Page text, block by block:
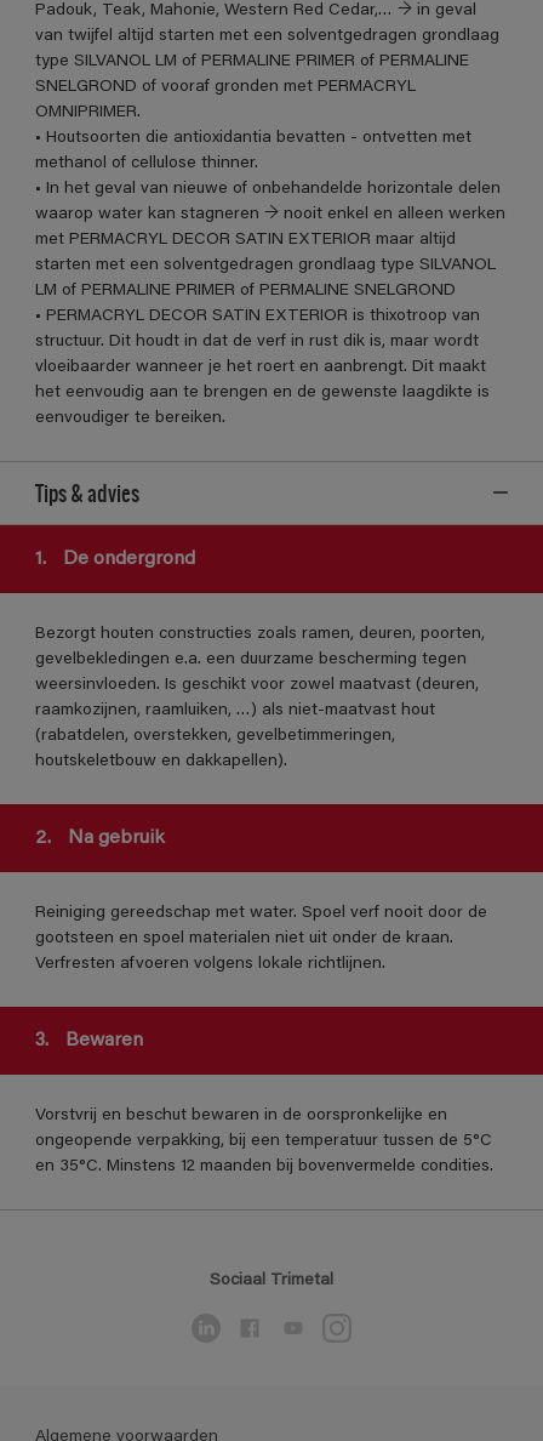
Padouk, Teak, Mahonie, Western Red Cedar,… → in geval
van twijfel altijd starten met een solventgedragen grondlaag
type SILVANOL LM of PERMALINE PRIMER of PERMALINE
SNELGROND of vooraf gronden met PERMACRYL
OMNIPRIMER.
• Houtsoorten die antioxidantia bevatten - ontvetten met
methanol of cellulose thinner.
• In het geval van nieuwe of onbehandelde horizontale delen
waarop water kan stagneren → nooit enkel en alleen werken
met PERMACRYL DECOR SATIN EXTERIOR maar altijd
starten met een solventgedragen grondlaag type SILVANOL
LM of PERMALINE PRIMER of PERMALINE SNELGROND
• PERMACRYL DECOR SATIN EXTERIOR is thixotroop van
structuur. Dit houdt in dat de verf in rust dik is, maar wordt
vloeibaarder wanneer je het roert en aanbrengt. Dit maakt
het eenvoudig aan te brengen en de gewenste laagdikte is
eenvoudiger te bereiken.
Tips & advies
1. De ondergrond
Bezorgt houten constructies zoals ramen, deuren, poorten,
gevelbekledingen e.a. een duurzame bescherming tegen
weersinvloeden. Is geschikt voor zowel maatvast (deuren,
raamkozijnen, raamluiken, …) als niet-maatvast hout
(rabatdelen, overstekken, gevelbetimmeringen,
houtskeletbouw en dakkapellen).
2. Na gebruik
Reiniging gereedschap met water. Spoel verf nooit door de
gootsteen en spoel materialen niet uit onder de kraan.
Verfresten afvoeren volgens lokale richtlijnen.
3. Bewaren
Vorstvrij en beschut bewaren in de oorspronkelijke en
ongeopende verpakking, bij een temperatuur tussen de 5°C
en 35°C. Minstens 12 maanden bij bovenvermelde condities.
Sociaal Trimetal
Algemene voorwaarden